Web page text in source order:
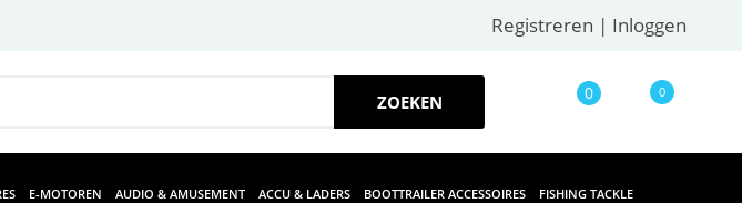
Registreren | Inloggen
0 0
E-MOTOREN AUDIO & AMUSEMENT ACCU & LADERS BOOTTRAILER ACCESSOIRES FISHING TACKLE